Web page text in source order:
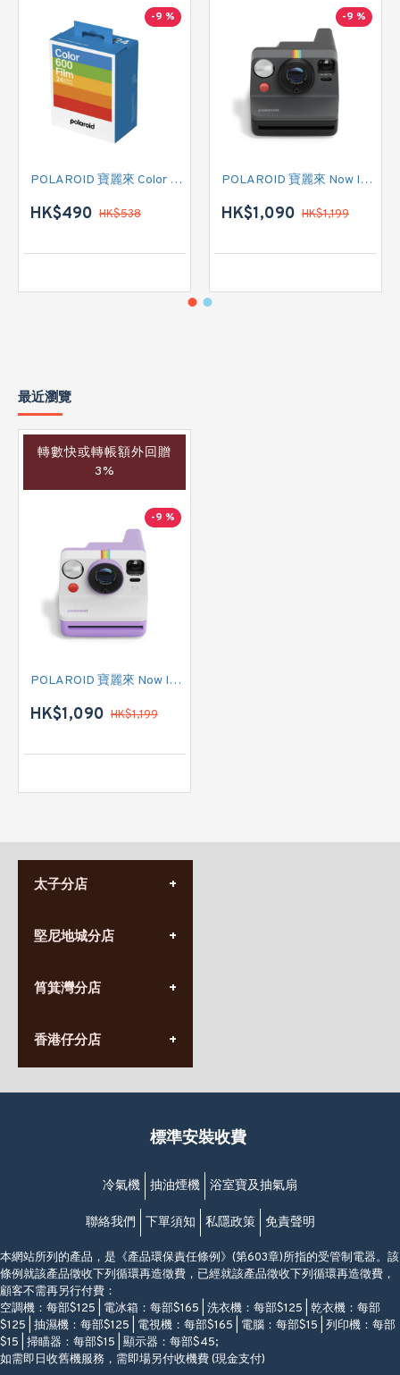
-9 %
POLAROID 寶麗來 Color Film for 600 - Triple Pack 白框 (006273) 即影即有菲林相紙
HK$490 HK$538
-9 %
POLAROID 寶麗來 Now Instant Camera Generation 3 (009154) 即影即有相機 (黑色)
HK$1,090 HK$1,199
最近瀏覽
轉數快或轉帳額外回贈
3%
-9 %
POLAROID 寶麗來 Now Instant Camera Generation 3 (009159) 即影即有相機 (紫色)
HK$1,090 HK$1,199
太子分店
營業時間:
九龍太子太子道西141號
堅尼地城分店
營業時間:
香港堅尼地城卑路乍街
(堅尼地城地鐵站B出口)
筲箕灣分店
營業時間:
(10:00am-20:30pm)
香港仔分店
營業時間:
香港香港仔成都道20-28號
(黃竹坑地鐵站轉4M專線小巴)
標準安裝收費
冷氣機 抽油煙機 浴室寶及抽氣扇
聯絡我們 下單須知 私隱政策 免責聲明
本網站所列的產品，是《產品環保責任條例》(第603章)所指的受管制電器。該
條例就該產品徵收下列循環再造徵費，已經就該產品徵收下列循環再造徵費，
顧客不需再另行付費：
空調機：每部$125 | 電冰箱：每部$165 | 洗衣機：每部$125 | 乾衣機：每部
$125 | 抽濕機：每部$125 | 電視機：每部$165 | 電腦：每部$15 | 列印機：每部
$15 | 掃瞄器：每部$15 | 顯示器：每部$45;
如需即日收舊機服務，需即場另付收機費 (現金支付)